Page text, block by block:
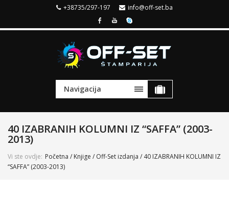
+38735/297-197 info@off-set.ba
Navigacija
40 IZABRANIH KOLUMNI IZ “SAFFA” (2003-
2013)
Vi ste ovdje: Početna / Knjige / Off-Set izdanja / 40 IZABRANIH KOLUMNI IZ
“SAFFA” (2003-2013)